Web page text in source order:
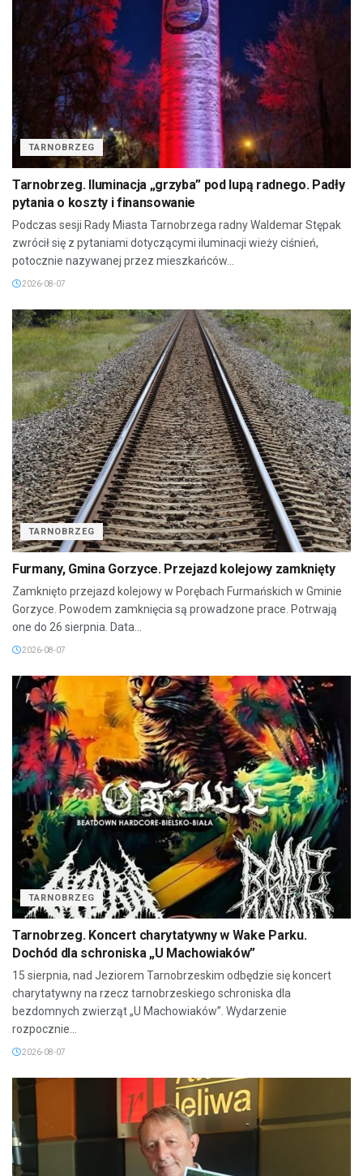
TARNOBRZEG
Tarnobrzeg. Iluminacja „grzyba” pod lupą radnego. Padły
pytania o koszty i finansowanie
Podczas sesji Rady Miasta Tarnobrzega radny Waldemar Stępak
zwrócił się z pytaniami dotyczącymi iluminacji wieży ciśnień,
potocznie nazywanej przez mieszkańców...
2026-08-07
TARNOBRZEG
Furmany, Gmina Gorzyce. Przejazd kolejowy zamknięty
Zamknięto przejazd kolejowy w Porębach Furmańskich w Gminie
Gorzyce. Powodem zamknięcia są prowadzone prace. Potrwają
one do 26 sierpnia. Data...
2026-08-07
TARNOBRZEG
Tarnobrzeg. Koncert charytatywny w Wake Parku.
Dochód dla schroniska „U Machowiaków”
15 sierpnia, nad Jeziorem Tarnobrzeskim odbędzie się koncert
charytatywny na rzecz tarnobrzeskiego schroniska dla
bezdomnych zwierząt „U Machowiaków”. Wydarzenie
rozpocznie...
2026-08-07